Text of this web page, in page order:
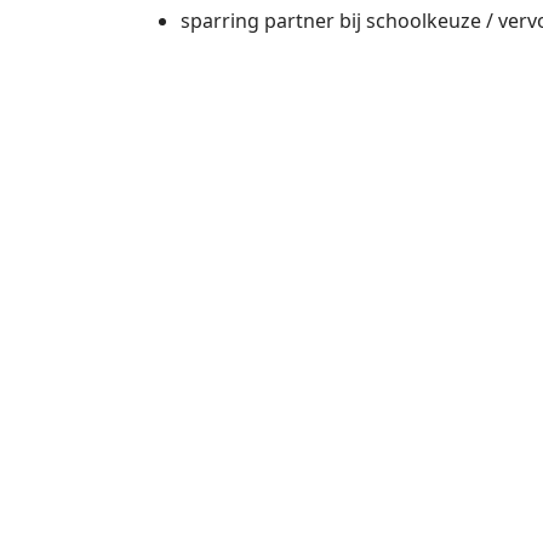
sparring partner bij schoolkeuze /